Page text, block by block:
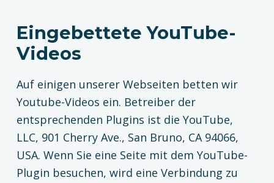
Eingebettete YouTube-
Videos
Auf einigen unserer Webseiten betten wir
Youtube-Videos ein. Betreiber der
entsprechenden Plugins ist die YouTube,
LLC, 901 Cherry Ave., San Bruno, CA 94066,
USA. Wenn Sie eine Seite mit dem YouTube-
Plugin besuchen, wird eine Verbindung zu